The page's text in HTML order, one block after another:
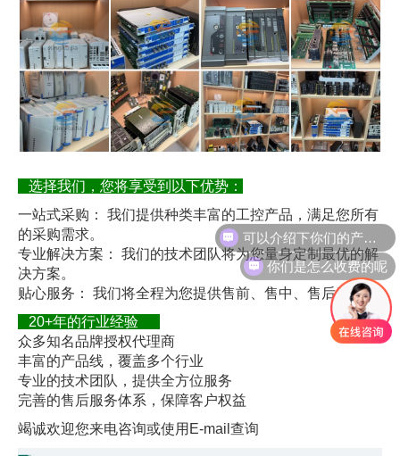
选择我们，您将享受到以下优势：
一站式采购： 我们提供种类丰富的工控产品，满足您所有
的采购需求。
专业解决方案： 我们的技术团队将为您量身定制最优的解
决方案。
贴心服务： 我们将全程为您提供售前、售中、售后服务。
20+年的行业经验
众多知名品牌授权代理商
丰富的产品线，覆盖多个行业
专业的技术团队，提供全方位服务
完善的售后服务体系，保障客户权益
竭诚欢迎您来电咨询或使用E-mail查询
可以介绍下你们的产品么
你们是怎么收费的呢